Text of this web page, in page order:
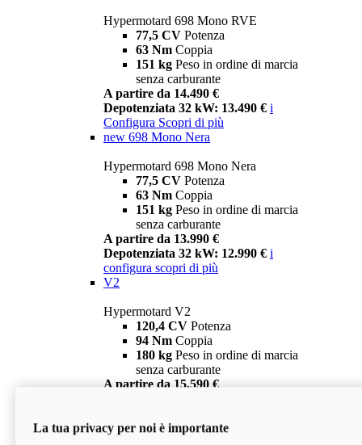
Hypermotard 698 Mono RVE
77,5 CV Potenza
63 Nm Coppia
151 kg Peso in ordine di marcia
senza carburante
A partire da 14.490 €
Depotenziata 32 kW: 13.490 € i
Configura Scopri di più
new 698 Mono Nera
Hypermotard 698 Mono Nera
77,5 CV Potenza
63 Nm Coppia
151 kg Peso in ordine di marcia
senza carburante
A partire da 13.990 €
Depotenziata 32 kW: 12.990 € i
configura scopri di più
V2
Hypermotard V2
120,4 CV Potenza
94 Nm Coppia
180 kg Peso in ordine di marcia
senza carburante
A partire da 15.590 €
V2 SP
La tua privacy per noi è importante